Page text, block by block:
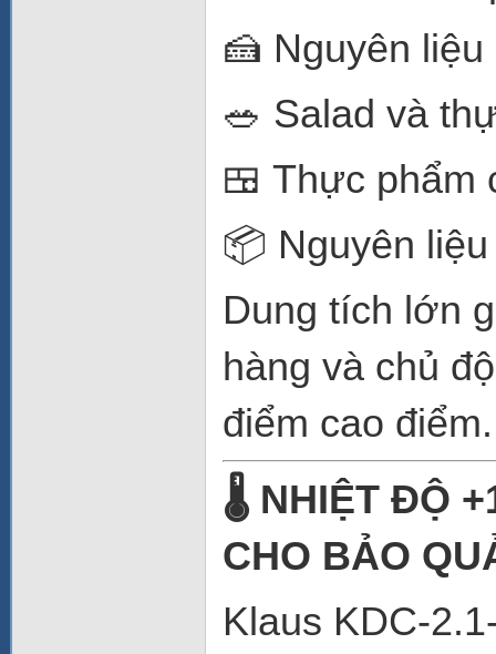
🍰 Nguyên
🥗 Salad và
🍱 Thực phẩm
📦 Nguyên
Dung tích lớn
hàng và chủ
điểm cao điểm.
🌡️ NHIỆT ĐỘ
CHO BẢO
Klaus KDC-